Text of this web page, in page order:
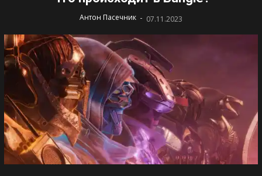
Антон Пасечник - 07.11.2023